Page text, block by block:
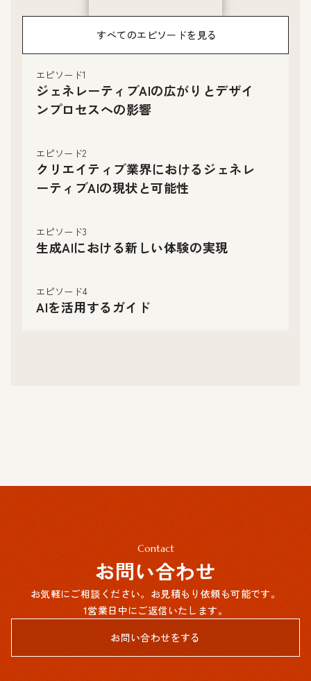
すべてのエピソードを見る
エピソード1
ジェネレーティブAIの広がりとデザイ
ンプロセスへの影響
エピソード2
クリエイティブ業界におけるジェネレ
ーティブAIの現状と可能性
エピソード3
生成AIにおける新しい体験の実現
エピソード4
AIを活用するガイド
Contact
お問い合わせ
お気軽にご相談ください。お見積もり依頼も可能です。
1営業日中にご返信いたします。
お問い合わせをする